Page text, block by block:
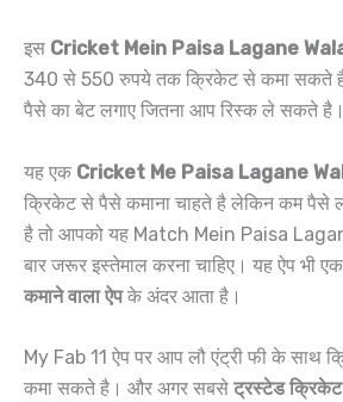
इस Cricket Mein Paisa Lagane
340 से 550 रुपये तक क्रिकेट से कमा सकते
पैसे का बेट लगाए जितना आप रिस्क ले सकते है।
यह एक Cricket Me Paisa Lagane
क्रिकेट से पैसे कमाना चाहते है लेकिन कम पैसे
है तो आपको यह Match Mein Paisa
बार जरूर इस्तेमाल करना चाहिए। यह ऐप भी
कमाने वाला ऐपके अंदर आता है।
My Fab 11 ऐप पर आप लौ एंट्री फी के साथ
कमा सकते है। और अगर सबसे ट्रस्टेड क्रिकेट